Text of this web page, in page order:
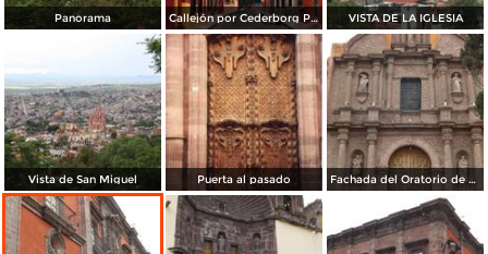
Panorama Callejón por Cederborg Photography VISTA DE LA IGLESIA
Vista de San Miguel Puerta al pasado Fachada del Oratorio de San Felipe Neri (1712). Abril/2014